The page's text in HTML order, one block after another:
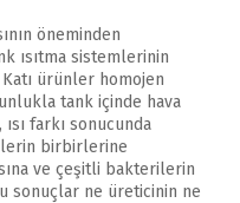
öneminden
ısıtma sistemlerinin
ürünler homojen
tank içinde hava
ısı farkı sonucunda
birbirlerine
ve çeşitli bakterilerin
sonuçlar ne üreticinin ne